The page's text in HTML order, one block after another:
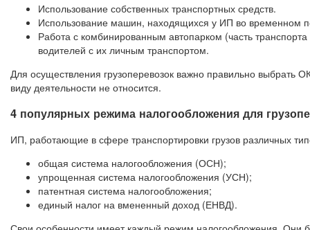
Использование собственных транспортных средств.
Использование машин, находящихся у ИП во временном
Работа с комбинированным автопарком (часть
водителей с их личным транспортом.
Для осуществления грузоперевозок важно правильно выбрать
виду деятельности не относится.
4 популярных режима налогообложения для
ИП, работающие в сфере транспортировки грузов различных
общая система налогообложения (ОСН);
упрощенная система налогообложения (УСН);
патентная система налогообложения;
единый налог на вмененный доход (ЕНВД).